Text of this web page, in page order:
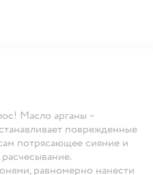
Масло арганы –
поврежденные
потрясающее сияние и
равномерно нанести